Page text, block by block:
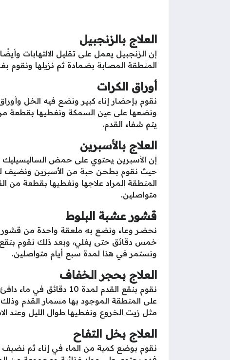
العلاج بالزنجبيل
إن الزنجبيل يعمل على تقليل الالتهابات
المنطقة المصابة بضمادة ثم نزيلها ونقوم
أوراق الكرات
نقوم بإحضار إناء كبير ونضع فيه الخل
ونضعها على عين السمكة ونغطيها بقطعة
يتم شفاء القدم.
العلاج بالأسبرين
إن الأسبرين يحتوي على حمض الساليسيليك
حيث نقوم بطحن حبة من الأسبرين ونضيف
متواصلين.
قشور عشبة البلوط
نحضر وعاء ونضع به ملعقة واحدة من قشور
خمس دقائق حتى يغلي، وبعد ذلك نقوم بنقع
ونستمر في هذا لمدة سبع أيام متواصلين.
العلاج بحجر الخفاف
نقوم بنقع القدم لمدة
على المنطقة الموجود بها مسمار القدم
مثل زيت الخروع ونغطيها طوال الليل وعند
العلاج بخل التفاح